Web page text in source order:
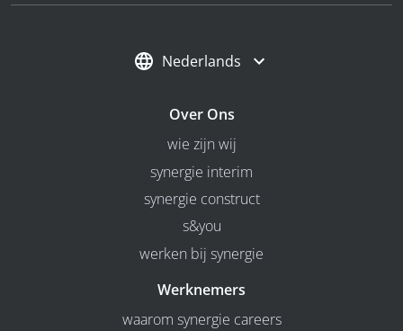
Nederlands
Over Ons
wie zijn wij
synergie interim
synergie construct
s&you
werken bij synergie
Werknemers
waarom synergie careers